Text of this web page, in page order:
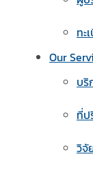
ทะ
Our
บริ
ที่ป
วิจั